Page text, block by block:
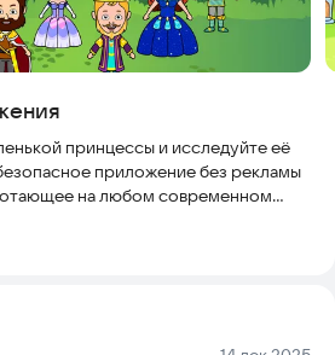
принцессы и исследуйте её
приложение без рекламы
на любом современном
Начните своё приключение
замок с множеством комнат